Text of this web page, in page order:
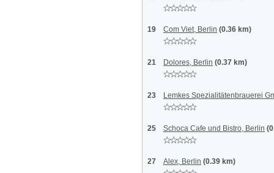
19 Com Viet, Berlin (0.36 km)
21 Dolores, Berlin (0.37 km)
23 Lemkes Spezialitätenbrauerei
25 Schoca Cafe und Bistro, Berlin
27 Alex, Berlin (0.39 km)